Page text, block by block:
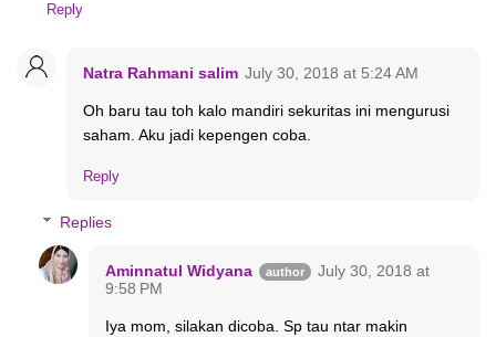
Reply
Natra Rahmani salim July 30, 2018 at 5:24 AM
Oh baru tau toh kalo mandiri sekuritas ini mengurusi
saham. Aku jadi kepengen coba.
Reply
Replies
Aminnatul Widyana
July 30, 2018 at
9:58 PM
Iya mom, silakan dicoba. Sp tau ntar makin